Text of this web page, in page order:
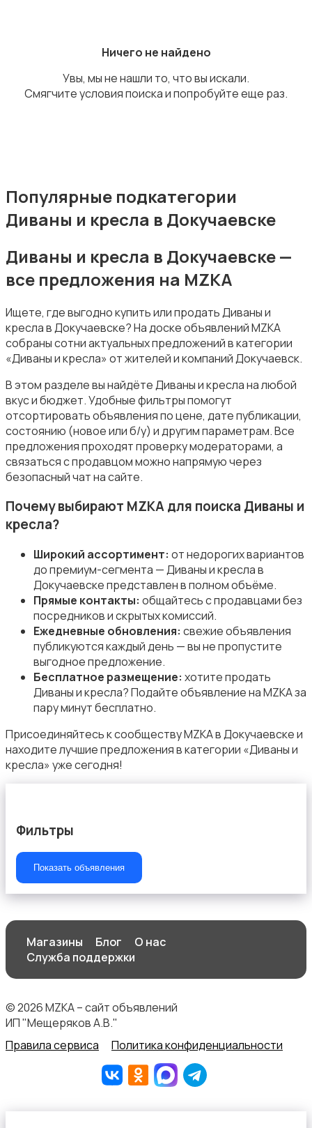
Оформление интерьера
Охрана и сигнализации
Подставки и тумбы
Посуда
Сад и огород
Садовая мебель
Текстиль и ковры
Ничего не найдено
Увы, мы не нашли то, что вы искали.
Смягчите условия поиска и попробуйте еще раз.
Популярные подкатегории
Диваны и кресла в Докучаевске
Диваны и кресла в Докучаевске —
все предложения на MZKA
Ищете, где выгодно купить или продать Диваны и
кресла в Докучаевске? На доске объявлений MZKA
собраны сотни актуальных предложений в категории
«Диваны и кресла» от жителей и компаний Докучаевск.
В этом разделе вы найдёте Диваны и кресла на любой
вкус и бюджет. Удобные фильтры помогут
отсортировать объявления по цене, дате публикации,
состоянию (новое или б/у) и другим параметрам. Все
предложения проходят проверку модераторами, а
связаться с продавцом можно напрямую через
безопасный чат на сайте.
Почему выбирают MZKA для поиска Диваны и
кресла?
Широкий ассортимент: от недорогих вариантов
до премиум-сегмента — Диваны и кресла в
Докучаевске представлен в полном объёме.
Прямые контакты: общайтесь с продавцами без
посредников и скрытых комиссий.
Ежедневные обновления: свежие объявления
публикуются каждый день — вы не пропустите
выгодное предложение.
Бесплатное размещение: хотите продать
Диваны и кресла? Подайте объявление на MZKA за
пару минут бесплатно.
Присоединяйтесь к сообществу MZKA в Докучаевске и
находите лучшие предложения в категории «Диваны и
кресла» уже сегодня!
Фильтры
Показать объявления
Магазины Блог
О нас
Служба поддержки
© 2026 MZKA – сайт объявлений
ИП "Мещеряков А.В."
Правила сервиса
Политика конфиденциальности